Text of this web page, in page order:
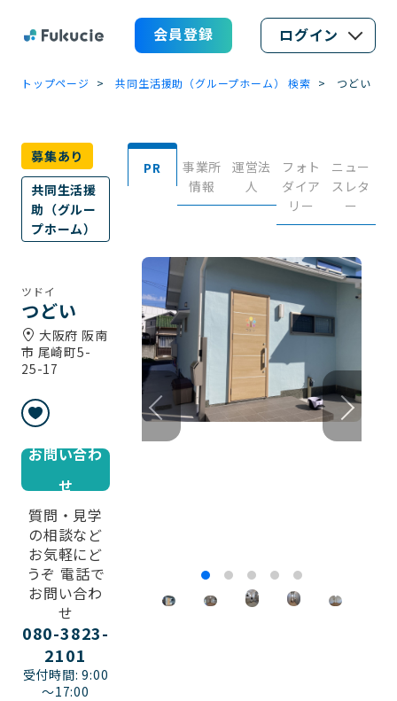
会員登録 ログイン
トップページ 共同生活援助（グループホーム） 検索 つどい
募集あり
共同生活援
助（グルー
プホーム）
ツドイ
つどい
大阪府 阪南
市 尾崎町5-
25-17
お問い合わ
せ
質問・見学
の相談など
お気軽にど
うぞ 電話で
お問い合わ
せ
080-3823-
2101
受付時間: 9:00
～17:00
PR
事業所
情報
運営法
人
フォト
ダイア
リー
ニュー
スレタ
ー